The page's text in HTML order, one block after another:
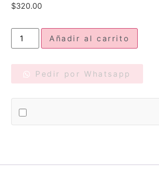
$320.00
Añadir al carrito
Pedir por Whatsapp